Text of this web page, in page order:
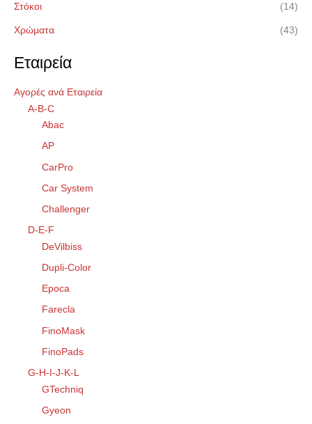
Στόκοι (14)
Χρώματα (43)
Εταιρεία
Αγορές ανά Εταιρεία
A-B-C
Abac
AP
CarPro
Car System
Challenger
D-E-F
DeVilbiss
Dupli-Color
Epoca
Farecla
FinoMask
FinoPads
G-H-I-J-K-L
GTechniq
Gyeon